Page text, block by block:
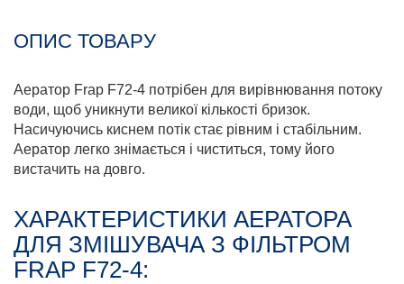
ОПИС ТОВАРУ
Аератор Frap F72-4 потрібен для вирівнювання потоку
води, щоб уникнути великої кількості бризок.
Насичуючись киснем потік стає рівним і стабільним.
Аератор легко знімається і чиститься, тому його
вистачить на довго.
ХАРАКТЕРИСТИКИ АЕРАТОРА
ДЛЯ ЗМІШУВАЧА З ФІЛЬТРОМ
FRAP F72-4: